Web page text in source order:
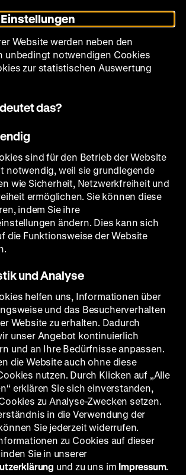
2025, 19.00 Uhr
moderne Warenkultur vor dem
Wirtschaftsdepression. Harry Liedtke
den Leiter eines Feinkostladens,
fürs Geschäft interessiert als für
Nach einer ausgelassenen
im Laden wird Hellmer von seinem
gefeuert, woraufhin er zum
und einen erbitterten
setzt, in den auch seine neue
Parola) hineingezogen wird.
drehte die frühe, mit vielen
Tonfilmkomödie 1929 nach
mit Tonaufnahmen in England als
typischen Stummfilmszenen mit
mit einer synchronen
stehen Gesangsnummern und
der Dreharbeiten aufgenommene
der Film in die Kinos kam, wurde
den ersten deutschen
gleichsam überholt und musste bei
bereits als antiquiert erscheinen.
Website werden neben den
unbedingt notwendigen Cookies
zur statistischen Auswertung
das?
sind für den Betrieb der Website
notwendig, weil sie grundlegende
wie Sicherheit, Netzwerkfreiheit und
ermöglichen. Sie können diese
indem Sie ihre
ändern. Dies kann sich
die Funktionsweise der Website
und Analyse
helfen uns, Informationen über
und das Besucherverhalten
Website zu erhalten. Dadurch
unser Angebot kontinuierlich
und an Ihre Bedürfnisse anpassen.
die Website auch ohne diese
nutzen. Durch Klicken auf „Alle
erklären Sie sich einverstanden,
zu Analyse-Zwecken setzen.
in die Verwendung der
Sie jederzeit widerrufen.
zu Cookies auf dieser
Sie in unserer
und zu uns im Impressum.